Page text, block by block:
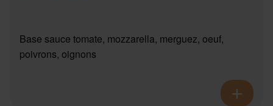
Base sauce tomate, mozzarella, merguez, oeuf,
poivrons, oignons